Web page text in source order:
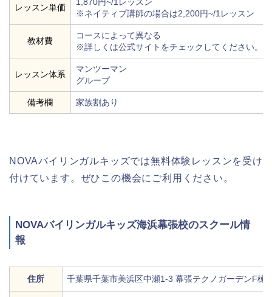
レッスン単価
※ネイティブ講師の場合は2,200円~/1レッスン
教材費
コースによって異なる
※詳しくは公式サイトをチェックしてください。
レッスン体系
マンツーマン
グループ
備考欄 家族割あり
NOVAバイリンガルキッズでは無料体験レッスンを受け
付けています。ぜひこの機会にご利用ください。
NOVAバイリンガルキッズ海浜幕張校のスクール情
報
住所 千葉県千葉市美浜区中瀬1-3 幕張テクノガーデンF棟